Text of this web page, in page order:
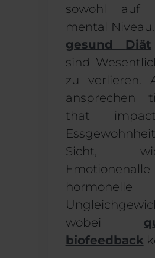
sowohl auf
mental
gesund Diät
sind
zu verlieren.
ansprechen
that impact
Sicht,
wie
Emotionen
hormonelle
wobei q
biofeedback